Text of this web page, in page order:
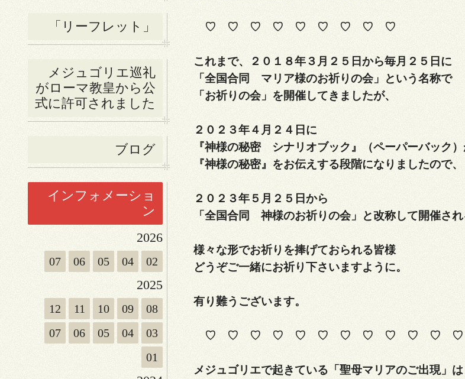
「リーフレット」
メジュゴリエ巡礼
がローマ教皇から公
式に許可されました
ブログ
インフォメーショ
ン
2026
07 06 05 04 02
2025
12 11 10 09
08
07
06 05 04
03
01
♡ ♡ ♡ ♡ ♡ ♡ ♡ ♡ ♡
これまで、２０１８年３月２５日から毎月２５日に
「全国合同 マリア様のお祈りの会」という名称で
「お祈りの会」を開催してきましたが、
２０２３年４月２４日に
『神様の秘密 シナリオブック』（ペーパーバック）
『神様の秘密』をお伝えする段階になりましたので、
２０２３年５月２５日から
「全国合同 神様のお祈りの会」と改称して開催さ
様々な形でお祈りを捧げておられる皆様
どうぞご一緒にお祈り下さいますように。
有り難うございます。
♡ ♡ ♡ ♡ ♡ ♡ ♡ ♡ ♡ ♡ ♡ ♡
メジュゴリエで起きている「聖母マリアのご出現」は